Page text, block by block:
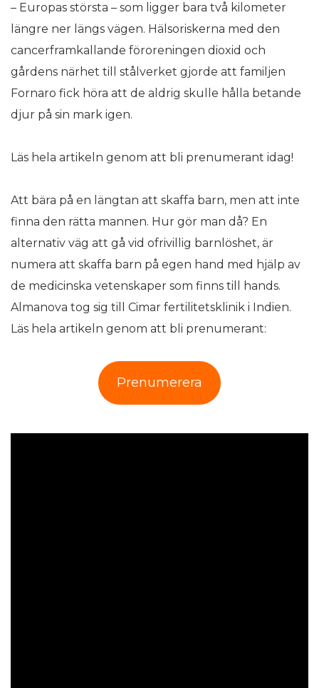
– Europas största – som ligger bara två kilometer
längre ner längs vägen. Hälsoriskerna med den
cancerframkallande föroreningen dioxid och
gårdens närhet till stålverket gjorde att familjen
Fornaro fick höra att de aldrig skulle hålla betande
djur på sin mark igen.
Läs hela artikeln genom att bli prenumerant idag!
Att bära på en längtan att skaffa barn, men att inte
finna den rätta mannen. Hur gör man då? En
alternativ väg att gå vid ofrivillig barnlöshet, är
numera att skaffa barn på egen hand med hjälp av
de medicinska vetenskaper som finns till hands.
Almanova tog sig till Cimar fertilitetsklinik i Indien.
Läs hela artikeln genom att bli prenumerant:
Prenumerera